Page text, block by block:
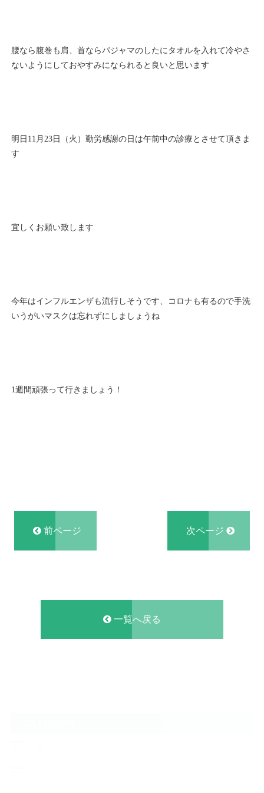
腰なら腹巻も肩、首ならパジャマのしたにタオルを入れて冷やさ
ないようにしておやすみになられると良いと思います
明日11月23日（火）勤労感謝の日は午前中の診療とさせて頂きま
す
宜しくお願い致します
今年はインフルエンザも流行しそうです、コロナも有るので手洗
いうがいマスクは忘れずにしましょうね
1週間頑張って行きましょう！
前ページ 次ページ
一覧へ戻る